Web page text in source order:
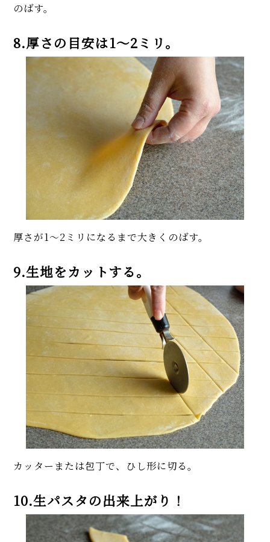
のばす。
8.厚さの目安は1～2ミリ。
厚さが1～2ミリになるまで大きくのばす。
9.生地をカットする。
カッターまたは包丁で、ひし形に切る。
10.生パスタの出来上がり！